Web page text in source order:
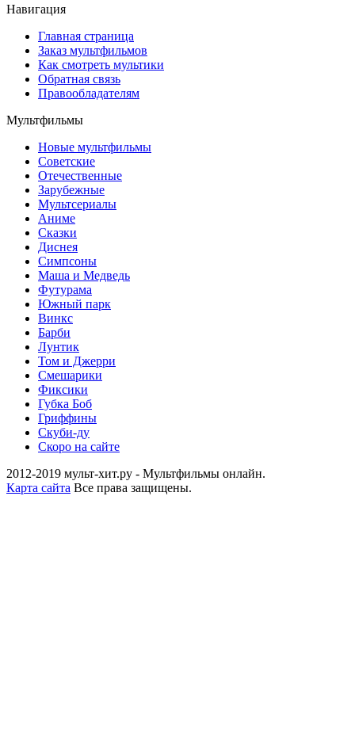
Навигация
Главная страница
Заказ мультфильмов
Как смотреть мультики
Обратная связь
Правообладателям
Мультфильмы
Новые мультфильмы
Советские
Отечественные
Зарубежные
Мультсериалы
Аниме
Сказки
Диснея
Симпсоны
Маша и Медведь
Футурама
Южный парк
Винкс
Барби
Лунтик
Том и Джерри
Смешарики
Фиксики
Губка Боб
Гриффины
Скуби-ду
Скоро на сайте
2012-2019 мульт-хит.ру - Мультфильмы онлайн.
Карта сайта Все права защищены.